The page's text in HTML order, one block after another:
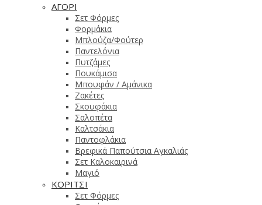
ΑΓΟΡΙ
Σετ Φόρμες
Φορμάκια
Μπλούζα/Φούτερ
Παντελόνια
Πυτζάμες
Πουκάμισα
Μπουφάν / Αμάνικα
Ζακέτες
Σκουφάκια
Σαλοπέτα
Καλτσάκια
Παντοφλάκια
Βρεφικά Παπούτσια Αγκαλιάς
Σετ Καλοκαιρινά
Μαγιό
ΚΟΡΙΤΣΙ
Σετ Φόρμες